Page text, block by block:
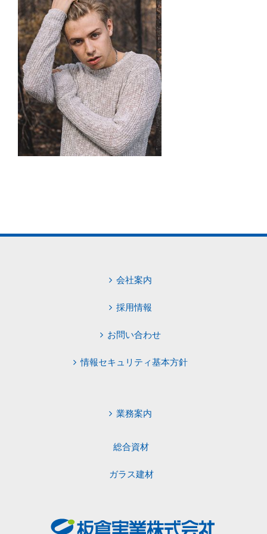
会社案内
採用情報
お問い合わせ
情報セキュリティ基本方針
業務案内
総合資材
ガラス建材